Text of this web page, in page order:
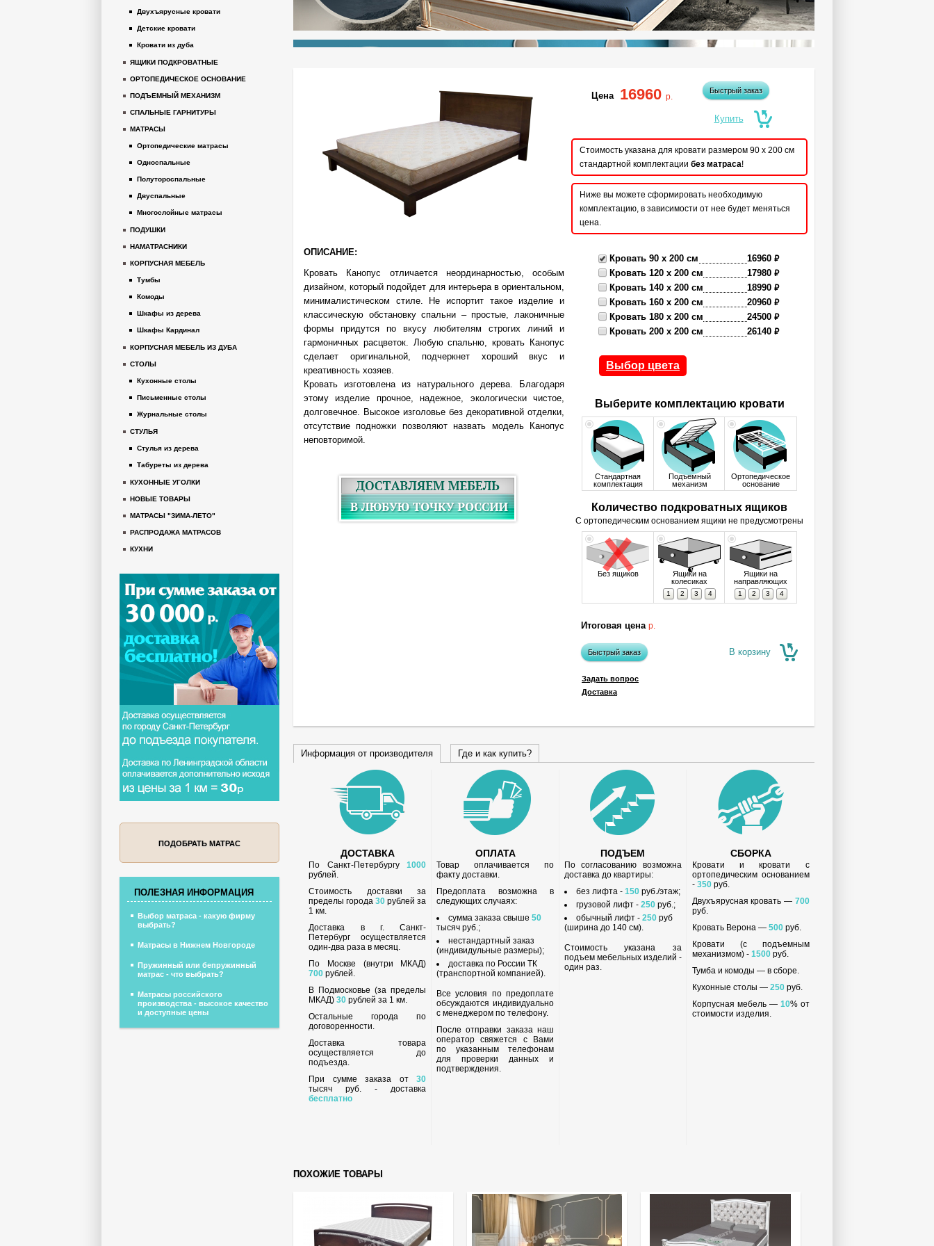
ОПИСАНИЕ:
Кровать Канопус отличается неординарностью, особым
дизайном, который подойдет для интерьера в ориентальном,
минималистическом стиле. Не испортит такое изделие и
классическую обстановку спальни – простые, лаконичные
формы придутся по вкусу любителям строгих линий и
гармоничных расцветок. Любую спальню, кровать Канопус
сделает оригинальной, подчеркнет хороший вкус и
креативность хозяев.
Кровать изготовлена из натурального дерева. Благодаря
этому изделие прочное, надежное, экологически чистое,
долговечное. Высокое изголовье без декоративной отделки,
отсутствие подножки позволяют назвать модель Канопус
неповторимой.
Цена 16960 р.
Быстрый заказ
Стоимость указана для кровати размером 90 x 200 см
стандартной комплектации без матраса!
Ниже вы можете сформировать необходимую
комплектацию, в зависимости от нее будет меняться
цена.
Кровать 90 x 200 см 16960 ₽
Кровать 120 x 200 см 17980 ₽
Кровать 140 x 200 см 18990 ₽
Кровать 160 x 200 см 20960 ₽
Кровать 180 x 200 см 24500 ₽
Кровать 200 x 200 см 26140 ₽
Выбор цвета
Выберите комплектацию кровати
Стандартная
комплектация
Подъемный
механизм
Ортопедическое
основание
Количество подкроватных ящиков
С ортопедическим основанием ящики не предусмотрены
Без ящиков
Ящики на
колесиках
1 2 3 4
Ящики на
направляющих
1 2 3 4
Итоговая цена р.
Быстрый заказ В корзину
Задать вопрос
Доставка
Информация от производителя Где и как купить?
ДОСТАВКА
По Санкт-Петербургу1000
рублей.
Стоимость доставки за
пределы города30 рублей за
1 км.
Доставка в г. Санкт-
Петербург осуществляется
один-два раза в месяц.
По Москве (внутри МКАД)
700 рублей.
В Подмосковье (за пределы
МКАД)30 рублей за 1 км.
Остальные города по
договоренности.
Доставка товара
осуществляется до
подъезда.
При сумме заказа от30
тысяч руб. - доставка
бесплатно
ОПЛАТА
Товар оплачивается по
факту доставки.
Предоплата возможна в
следующих случаях:
сумма заказа свыше50
тысяч руб.;
нестандартный заказ
(индивидульные размеры);
доставка по России ТК
(транспортной компанией).
Все условия по предоплате
обсуждаются индивидуально
с менеджером по телефону.
После отправки заказа наш
оператор свяжется с Вами
по указанным телефонам
для проверки данных и
подтверждения.
ПОДЪЕМ
По согласованию возможна
доставка до квартиры:
без лифта - 150руб./этаж;
грузовой лифт - 250руб.;
обычный лифт - 250руб
(ширина до 140 см).
Стоимость указана за
подъем мебельных изделий -
один раз.
СБОРКА
Кровати и кровати с
ортопедическим основанием
- 350руб.
Двухъярусная кровать — 700
руб.
Кровать Верона — 500руб.
Кровати (с подъемным
механизмом) - 1500руб.
Тумба и комоды — в сборе.
Кухонные столы — 250руб.
Корпусная мебель — 10% от
стоимости изделия.
ПОХОЖИЕ ТОВАРЫ
Двухъярусные кровати
Детские кровати
Кровати из дуба
ЯЩИКИ ПОДКРОВАТНЫЕ
ОРТОПЕДИЧЕСКОЕ ОСНОВАНИЕ
ПОДЪЕМНЫЙ МЕХАНИЗМ
СПАЛЬНЫЕ ГАРНИТУРЫ
МАТРАСЫ
Ортопедические матрасы
Односпальные
Полутороспальные
Двуспальные
Многослойные матрасы
ПОДУШКИ
НАМАТРАСНИКИ
КОРПУСНАЯ МЕБЕЛЬ
Тумбы
Комоды
Шкафы из дерева
Шкафы Кардинал
КОРПУСНАЯ МЕБЕЛЬ ИЗ ДУБА
СТОЛЫ
Кухонные столы
Письменные столы
Журнальные столы
СТУЛЬЯ
Стулья из дерева
Табуреты из дерева
КУХОННЫЕ УГОЛКИ
НОВЫЕ ТОВАРЫ
МАТРАСЫ "ЗИМА-ЛЕТО"
РАСПРОДАЖА МАТРАСОВ
КУХНИ
ПОДОБРАТЬ МАТРАС
ПОЛЕЗНАЯ ИНФОРМАЦИЯ
Выбор матраса - какую фирму
выбрать?
Матрасы в Нижнем Новгороде
Пружинный или бепружинный
матрас - что выбрать?
Матрасы российского
производства - высокое качество
и доступные цены